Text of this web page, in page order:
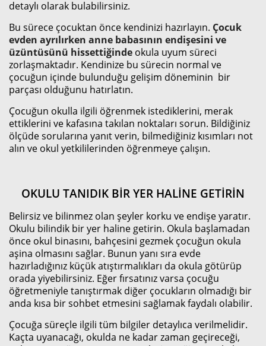
detaylı olarak bulabilirsiniz.
Bu sürece çocuktan önce kendinizi hazırlayın. Çocuk
evden ayrılırken anne babasının endişesini ve
üzüntüsünü hissettiğinde okula uyum süreci
zorlaşmaktadır. Kendinize bu sürecin normal ve
çocuğun içinde bulunduğu gelişim döneminin bir
parçası olduğunu hatırlatın.
Çocuğun okulla ilgili öğrenmek istediklerini, merak
ettiklerini ve kafasına takılan noktaları sorun. Bildiğiniz
ölçüde sorularına yanıt verin, bilmediğiniz kısımları not
alın ve okul yetkililerinden öğrenmeye çalışın.
OKULU TANIDIK BİR YER HALİNE GETİRİN
Belirsiz ve bilinmez olan şeyler korku ve endişe yaratır.
Okulu bilindik bir yer haline getirin. Okula başlamadan
önce okul binasını, bahçesini gezmek çocuğun okula
aşina olmasını sağlar. Bunun yanı sıra evde
hazırladığınız küçük atıştırmalıkları da okula götürüp
orada yiyebilirsiniz. Eğer fırsatınız varsa çocuğu
öğretmeniyle tanıştırmak diğer çocukların olmadığı bir
anda kısa bir sohbet etmesini sağlamak faydalı olabilir.
Çocuğa süreçle ilgili tüm bilgiler detaylıca verilmelidir.
Kaçta uyanacağı, okulda ne kadar zaman geçireceği,